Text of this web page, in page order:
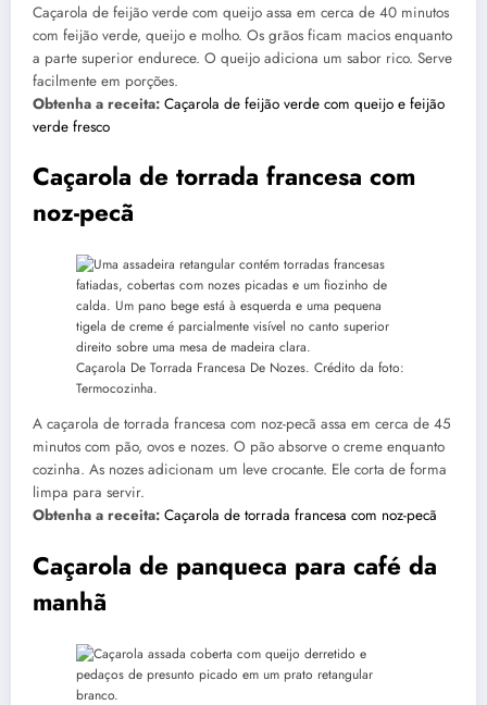
Caçarola de feijão verde com queijo assa em cerca de 40 minutos
com feijão verde, queijo e molho. Os grãos ficam macios enquanto
a parte superior endurece. O queijo adiciona um sabor rico. Serve
facilmente em porções.
Obtenha a receita: Caçarola de feijão verde com queijo e feijão
verde fresco
Caçarola de torrada francesa com
noz-pecã
Caçarola De Torrada Francesa De Nozes. Crédito da foto:
Termocozinha.
A caçarola de torrada francesa com noz-pecã assa em cerca de 45
minutos com pão, ovos e nozes. O pão absorve o creme enquanto
cozinha. As nozes adicionam um leve crocante. Ele corta de forma
limpa para servir.
Obtenha a receita: Caçarola de torrada francesa com noz-pecã
Caçarola de panqueca para café da
manhã